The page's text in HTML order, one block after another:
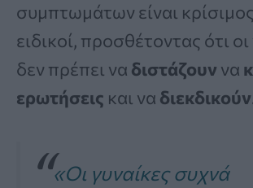
συμπτωμάτων είναι
ειδικοί, προσθέτοντας ότι
δεν πρέπει να διστάζουν να
ερωτήσεις και να διεκδικούν
«Οι γυναίκες συχνά